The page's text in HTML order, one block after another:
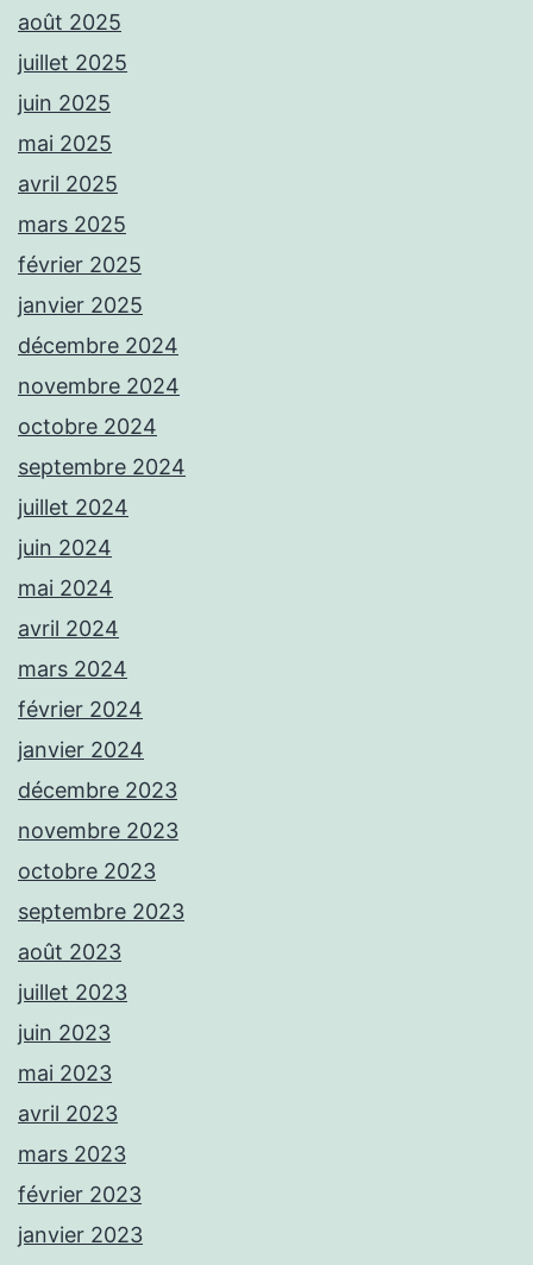
août 2025
juillet 2025
juin 2025
mai 2025
avril 2025
mars 2025
février 2025
janvier 2025
décembre 2024
novembre 2024
octobre 2024
septembre 2024
juillet 2024
juin 2024
mai 2024
avril 2024
mars 2024
février 2024
janvier 2024
décembre 2023
novembre 2023
octobre 2023
septembre 2023
août 2023
juillet 2023
juin 2023
mai 2023
avril 2023
mars 2023
février 2023
janvier 2023